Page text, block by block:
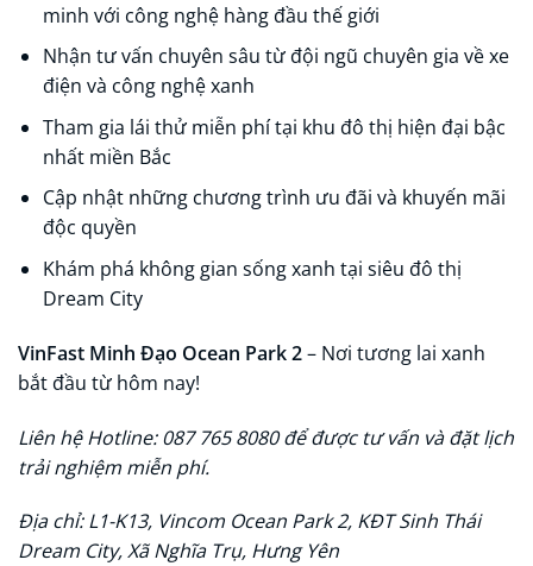
minh với công nghệ hàng đầu thế giới
Nhận tư vấn chuyên sâu từ đội ngũ chuyên gia về xe
điện và công nghệ xanh
Tham gia lái thử miễn phí tại khu đô thị hiện đại bậc
nhất miền Bắc
Cập nhật những chương trình ưu đãi và khuyến mãi
độc quyền
Khám phá không gian sống xanh tại siêu đô thị
Dream City
VinFast Minh Đạo Ocean Park 2– Nơi tương lai xanh
bắt đầu từ hôm nay!
Liên hệ Hotline: 087 765 8080 để được tư vấn và đặt lịch
trải nghiệm miễn phí.
Địa chỉ: L1-K13, Vincom Ocean Park 2, KĐT Sinh Thái
Dream City, Xã Nghĩa Trụ, Hưng Yên